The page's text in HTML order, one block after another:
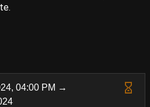
04:00 PM →